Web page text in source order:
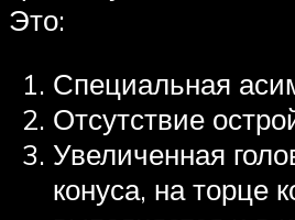
Это:
Специальная
Отсутствие
Увеличенная
конуса, на торце